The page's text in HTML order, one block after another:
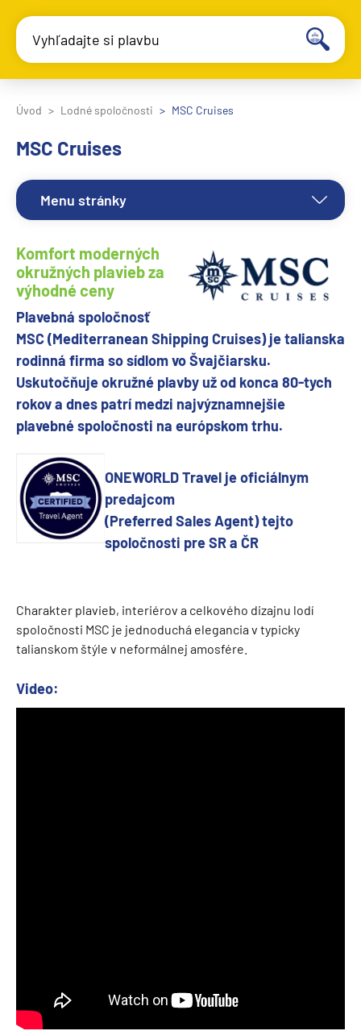
Vyhľadajte si plavbu
Úvod Lodné spoločnosti MSC Cruises
MSC Cruises
Menu stránky
Komfort moderných
okružných plavieb za
výhodné ceny
Plavebná spoločnosť
MSC (Mediterranean Shipping Cruises) je talianska
rodinná firma so sídlom vo Švajčiarsku.
Uskutočňuje okružné plavby už od konca 80-tych
rokov a dnes patrí medzi najvýznamnejšie
plavebné spoločnosti na európskom trhu.
ONEWORLD Travel je oficiálnym
predajcom
(Preferred Sales Agent) tejto
spoločnosti pre SR a ČR
Charakter plavieb, interiérov a celkového dizajnu lodí
spoločnosti MSC je jednoduchá elegancia v typicky
talianskom štýle v neformálnej amosfére.
Video: